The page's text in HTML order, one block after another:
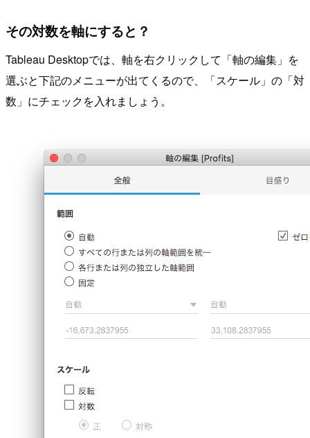
その対数を軸にすると？
Tableau Desktopでは、軸を右クリックして「軸の編集」を
選ぶと下記のメニューが出てくるので、「スケール」の「対
数」にチェックを入れましょう。